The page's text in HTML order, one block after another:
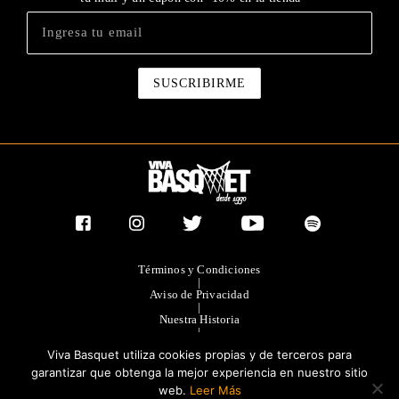
Términos y Condiciones
|
Aviso de Privacidad
|
Nuestra Historia
|
|
Publicidad
Viva Basquet utiliza cookies propias y de terceros para
garantizar que obtenga la mejor experiencia en nuestro sitio
web. Leer Más